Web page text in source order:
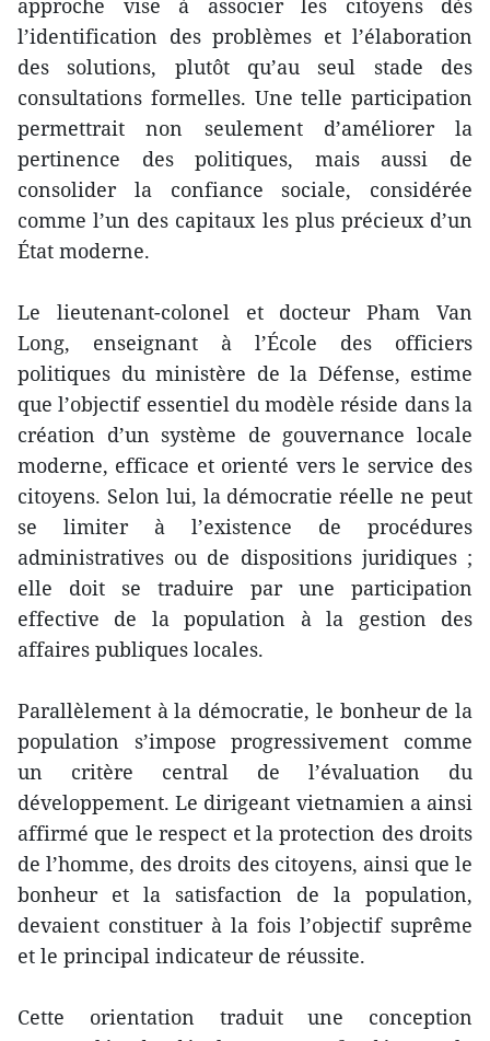
approche vise à associer les citoyens dès
l’identification des problèmes et l’élaboration
des solutions, plutôt qu’au seul stade des
consultations formelles. Une telle participation
permettrait non seulement d’améliorer la
pertinence des politiques, mais aussi de
consolider la confiance sociale, considérée
comme l’un des capitaux les plus précieux d’un
État moderne.
Le lieutenant-colonel et docteur Pham Van
Long, enseignant à l’École des officiers
politiques du ministère de la Défense, estime
que l’objectif essentiel du modèle réside dans la
création d’un système de gouvernance locale
moderne, efficace et orienté vers le service des
citoyens. Selon lui, la démocratie réelle ne peut
se limiter à l’existence de procédures
administratives ou de dispositions juridiques ;
elle doit se traduire par une participation
effective de la population à la gestion des
affaires publiques locales.
Parallèlement à la démocratie, le bonheur de la
population s’impose progressivement comme
un critère central de l’évaluation du
développement. Le dirigeant vietnamien a ainsi
affirmé que le respect et la protection des droits
de l’homme, des droits des citoyens, ainsi que le
bonheur et la satisfaction de la population,
devaient constituer à la fois l’objectif suprême
et le principal indicateur de réussite.
Cette orientation traduit une conception